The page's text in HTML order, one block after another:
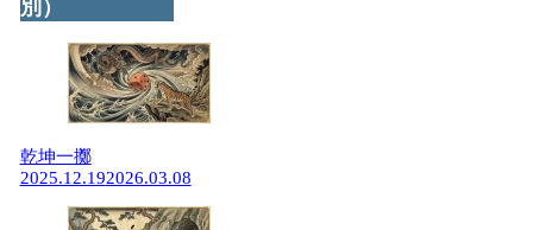
別）
乾坤一擲
2025.12.192026.03.08